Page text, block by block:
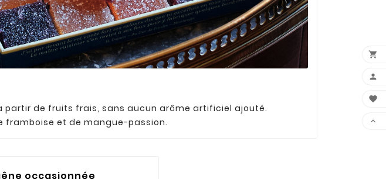
partir de fruits frais, sans aucun arôme artificiel ajouté.
framboise et de mangue-passion.
occasionnée



